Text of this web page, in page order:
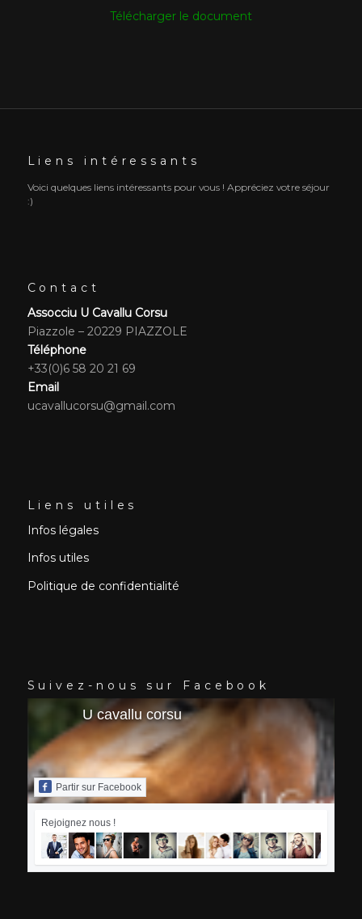
Télécharger le document
Liens intéressants
Voici quelques liens intéressants pour vous ! Appréciez votre séjour
:)
Contact
Assocciu U Cavallu Corsu
Piazzole – 20229 PIAZZOLE
Téléphone
+33(0)6 58 20 21 69
Email
ucavallucorsu@gmail.com
Liens utiles
Infos légales
Infos utiles
Politique de confidentialité
Suivez-nous sur Facebook
U cavallu corsu
Partir sur Facebook
Rejoignez nous !